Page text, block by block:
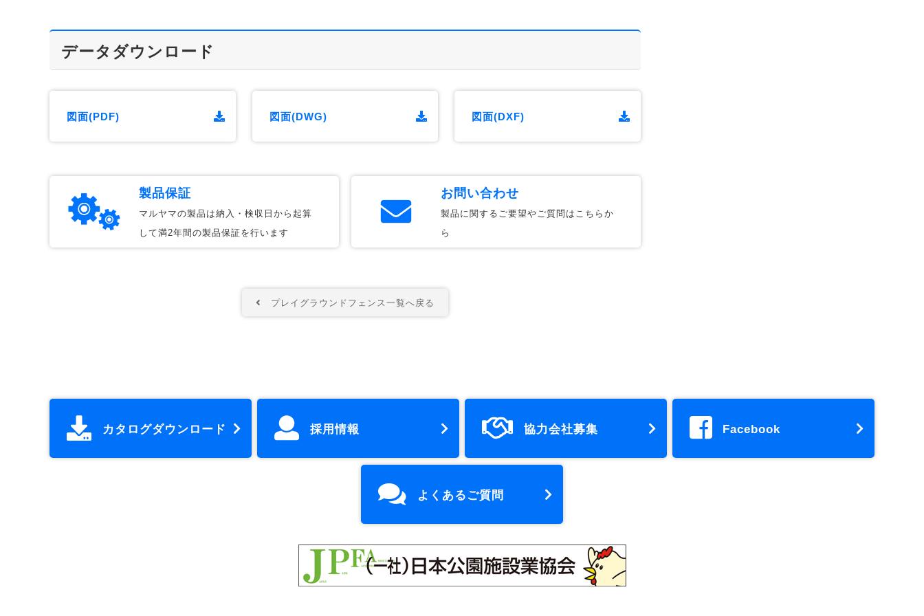
データダウンロード
図面(PDF) 図面(DWG) 図面(DXF)
製品保証
マルヤマの製品は納入・検収日から起算
して満2年間の製品保証を行います
お問い合わせ
製品に関するご要望やご質問はこちらか
ら
プレイグラウンドフェンス一覧へ戻る
カタログダウンロード 採用情報 協力会社募集 Facebook
よくあるご質問